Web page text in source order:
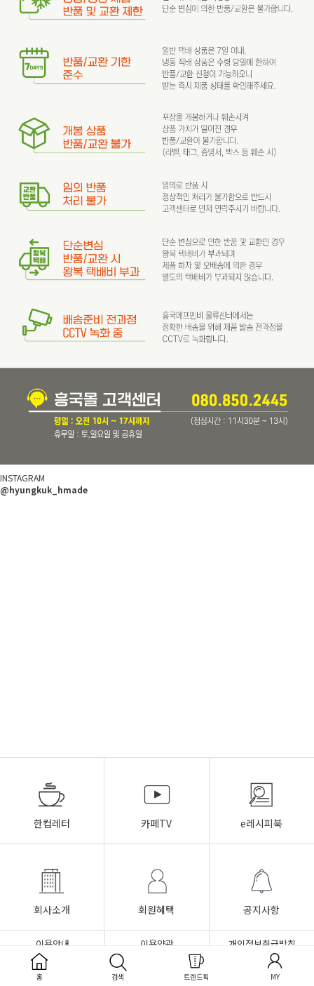
INSTAGRAM
@hyungkuk_hmade
한컵레터 카페TV e레시피북
회사소개 회원혜택 공지사항
이용안내 이용약관
개인정보취급방침
FAQ
1:1문의
홈 검색 트렌드픽 MY